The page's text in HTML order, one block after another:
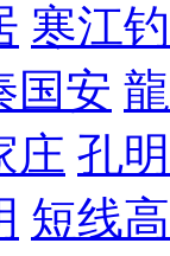
寒江
国安
庄 孔
短线